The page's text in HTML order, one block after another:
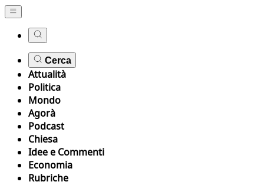
Cerca
Attualità
Politica
Mondo
Agorà
Podcast
Chiesa
Idee e Commenti
Economia
Rubriche